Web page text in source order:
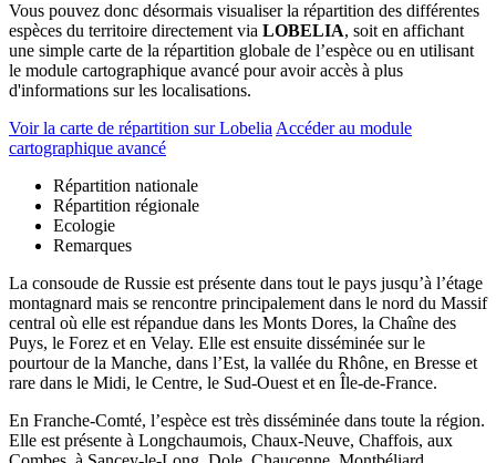
Vous pouvez donc désormais visualiser la répartition des différentes
espèces du territoire directement via LOBELIA, soit en affichant
une simple carte de la répartition globale de l’espèce ou en utilisant
le module cartographique avancé pour avoir accès à plus
d'informations sur les localisations.
Voir la carte de répartition sur Lobelia Accéder au module
cartographique avancé
Répartition nationale
Répartition régionale
Ecologie
Remarques
La consoude de Russie est présente dans tout le pays jusqu’à l’étage
montagnard mais se rencontre principalement dans le nord du Massif
central où elle est répandue dans les Monts Dores, la Chaîne des
Puys, le Forez et en Velay. Elle est ensuite disséminée sur le
pourtour de la Manche, dans l’Est, la vallée du Rhône, en Bresse et
rare dans le Midi, le Centre, le Sud-Ouest et en Île-de-France.
En Franche-Comté, l’espèce est très disséminée dans toute la région.
Elle est présente à Longchaumois, Chaux-Neuve, Chaffois, aux